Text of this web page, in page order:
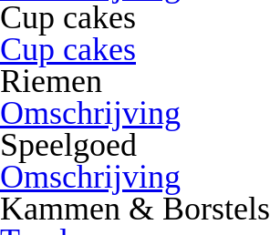
Cup cakes
Cup cakes
Riemen
Omschrijving
Speelgoed
Omschrijving
Kammen & Borstels